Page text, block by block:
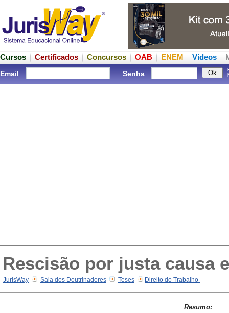
Cursos Certificados Concursos OAB ENEM Vídeos
Email Senha
Rescisão por justa causa
JurisWay Sala dos Doutrinadores Teses Direito do Trabalho
Resumo: